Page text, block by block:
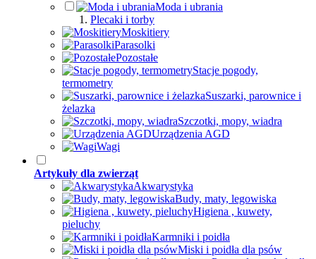
Moda i ubrania
Plecaki i torby
Moskitiery
Parasolki
Pozostałe
Stacje pogody,
termometry
Suszarki, parownice i
żelazka
Szczotki, mopy, wiadra
Urządzenia AGD
Wagi
Artykuły dla zwierząt
Akwarystyka
Budy, maty, legowiska
Higiena , kuwety,
pieluchy
Karmniki i poidła
Miski i poidła dla psów